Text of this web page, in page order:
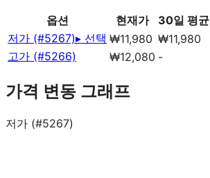
옵션 현재가 30일 평균
저가 (#5267)▸ 선택 ₩11,980 ₩11,980
고가 (#5266)
₩12,080 -
가격 변동 그래프
저가 (#5267)